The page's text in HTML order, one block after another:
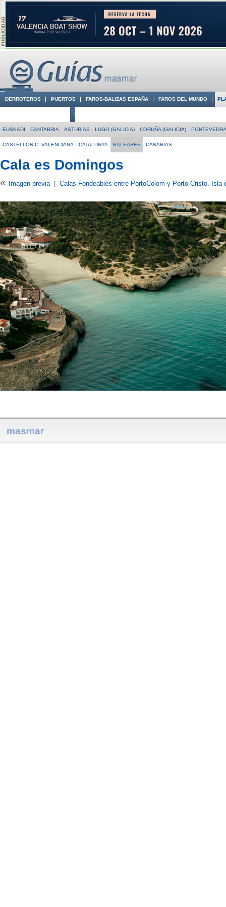
DERROTEROS PUERTOS FAROS-BALIZAS ESPAÑA FAROS DEL MUNDO
EUSKADI CANTABRIA ASTURIAS LUGO (GALICIA) CORUÑA (GALICIA)
CASTELLÓN C. VALENCIANA CATALUNYA BALEARES CANARIAS
Cala es Domingos
« Imagen previa | Calas Fondeables entre PortoColom y Porto Cristo. Isla
masmar